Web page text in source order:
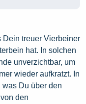
Dein treuer Vierbeiner
hat. In solchen
unverzichtbar, um
wieder aufkratzt. In
Du über den
den